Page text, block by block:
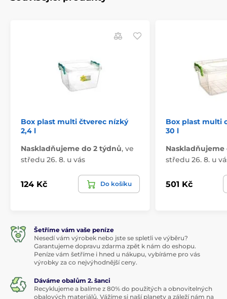
Box plast multi čtverec nízký
2,4 l
Naskladňujeme do 2 týdnů, ve
středu 26. 8. u vás
124 Kč Do košíku
Box plast multi
30 l
Naskladňujeme
středu 26. 8. u
501 Kč
Šetříme vám vaše peníze
Nesedí vám výrobek nebo jste se spletli ve výběru?
Garantujeme dopravu zdarma zpět k nám do eshopu.
Peníze vám šetříme i hned u nákupu, vybíráme pro vás
výrobky za co nejvýhodnější ceny.
Dáváme obalům 2. šanci
Recyklujeme a balíme z 80% do použitých a obnovitelných
obalových materiálů. Vážíme si naší planety a záleží nám na